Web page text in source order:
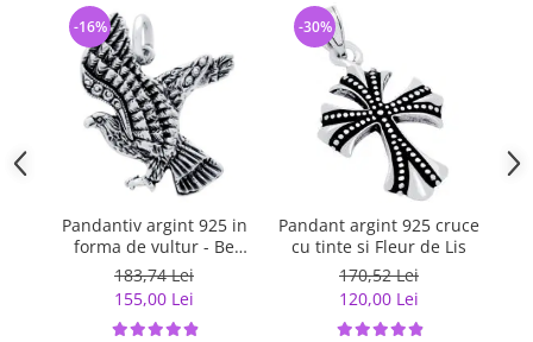
Pandantiv argint 925 in
forma de vultur - Be
Daring
183,74 Lei
155,00 Lei
-16%
Pandant argint 925 cruce
cu tinte si Fleur de Lis
170,52 Lei
120,00 Lei
-30%